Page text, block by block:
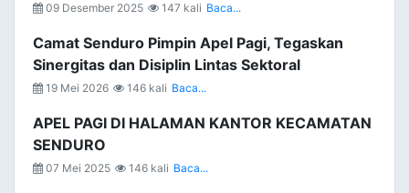
09 Desember 2025 147 kali Baca...
Camat Senduro Pimpin Apel Pagi, Tegaskan
Sinergitas dan Disiplin Lintas Sektoral
19 Mei 2026 146 kali Baca...
APEL PAGI DI HALAMAN KANTOR KECAMATAN
SENDURO
07 Mei 2025 146 kali Baca...